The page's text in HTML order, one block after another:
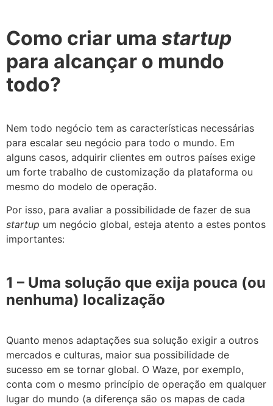
Como criar uma startup
para alcançar o mundo
todo?
Nem todo negócio tem as características necessárias
para escalar seu negócio para todo o mundo. Em
alguns casos, adquirir clientes em outros países exige
um forte trabalho de customização da plataforma ou
mesmo do modelo de operação.
Por isso, para avaliar a possibilidade de fazer de sua
startup um negócio global, esteja atento a estes pontos
importantes:
1 – Uma solução que exija pouca (ou
nenhuma) localização
Quanto menos adaptações sua solução exigir a outros
mercados e culturas, maior sua possibilidade de
sucesso em se tornar global. O Waze, por exemplo,
conta com o mesmo princípio de operação em qualquer
lugar do mundo (a diferença são os mapas de cada